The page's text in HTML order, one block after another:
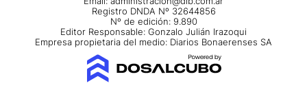
Registro DNDA Nº 32644856
Nº de edición: 9.890
Editor Responsable: Gonzalo Julián Irazoqui
Empresa propietaria del medio: Diarios Bonaerenses SA